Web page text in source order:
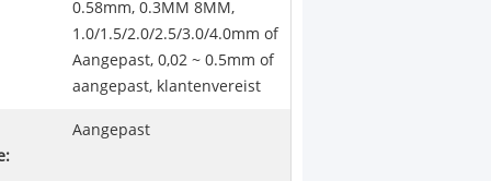
0.58mm, 0.3MM 8MM,
1.0/1.5/2.0/2.5/3.0/4.0mm of
Aangepast, 0,02 ~ 0.5mm of
aangepast, klantenvereist
Aangepast